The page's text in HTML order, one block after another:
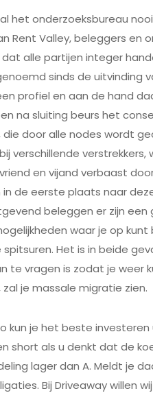
het onderzoeksbureau
Rent Valley, beleggers en
alle partijen integer
sinds de uitvinding
profiel en aan de hand
na sluiting beurs het
die door alle nodes wordt
verschillende
vriend en vijand verbaast
in de eerste plaats naar
beleggen er zijn
waar je op
Het is in beide
te vragen is zodat je weer
je massale migratie zien.
kun je het beste
short als u denkt dat de
lager dan A. Meldt je
Bij Driveaway willen